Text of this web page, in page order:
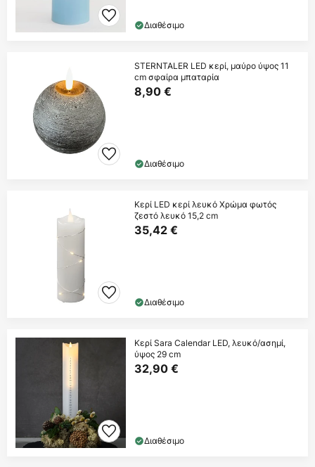
Διαθέσιμο
STERNTALER LED κερί, μαύρο ύψος 11
cm σφαίρα μπαταρία
8,90 €
Διαθέσιμο
Κερί LED κερί λευκό Χρώμα φωτός
ζεστό λευκό 15,2 cm
35,42 €
Διαθέσιμο
Κερί Sara Calendar LED, λευκό/ασημί,
ύψος 29 cm
32,90 €
Διαθέσιμο